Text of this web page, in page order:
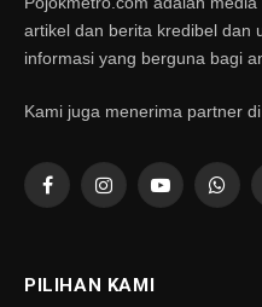
artikel dan berita kredibel dan
informasi yang berguna bagi
Kami juga menerima partner
FacebookInstagramYouTube
PILIHAN KAMI